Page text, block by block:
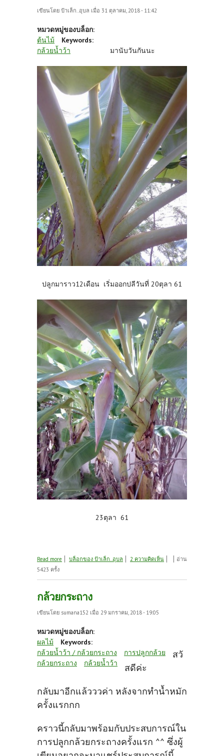
เขียนโดย ป้าเล็ก..อุบล เมื่อ 31 ตุลาคม, 2018 - 11:42
หมวดหมู่ของบล็อก:
ต้นไม้
Keywords:
กล้วยน้ำว้า
มานับวันกันนะ
ปลูกมาราว12เดือน เริ่มออกปลีวันที่ 20ตุลา 61
23ตุลา 61
Read more about กล้วยน้ำว้าเตี้ย
บล็อกของ ป้าเล็ก..อุบล 2 ความคิดเห็น
อ่าน
5423 ครั้ง
กล้วยกระถาง
เขียนโดย sumana152 เมื่อ 29 มกราคม, 2018 - 19:05
หมวดหมู่ของบล็อก:
ผลไม้
Keywords:
กล้วยน้ำว้า / กล้วยกระถาง
การปลูกกล้วย
กล้วยกระถาง
กล้วยน้ำว้า
สวั
สดีค่ะ
กลับมาอีกแล้วววค่า หลังจากทำน้ำหมัก
ครั้งแรกกก
คราวนี้กลับมาพร้อมกับประสบการณ์ใน
การปลูกกล้วยกระถางครั้งแรก ^^ ซึ่งผู้